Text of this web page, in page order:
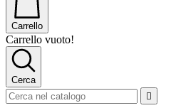
Carrello
Carrello vuoto!
Cerca
